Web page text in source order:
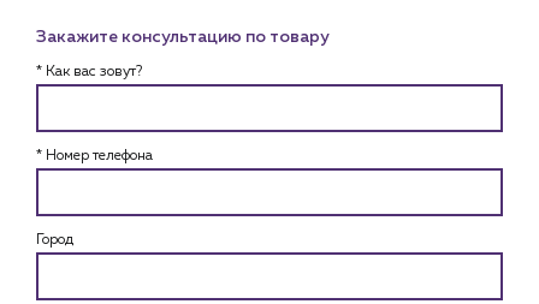
Закажите консультацию по товару
* Как вас зовут?
* Номер телефона
Город